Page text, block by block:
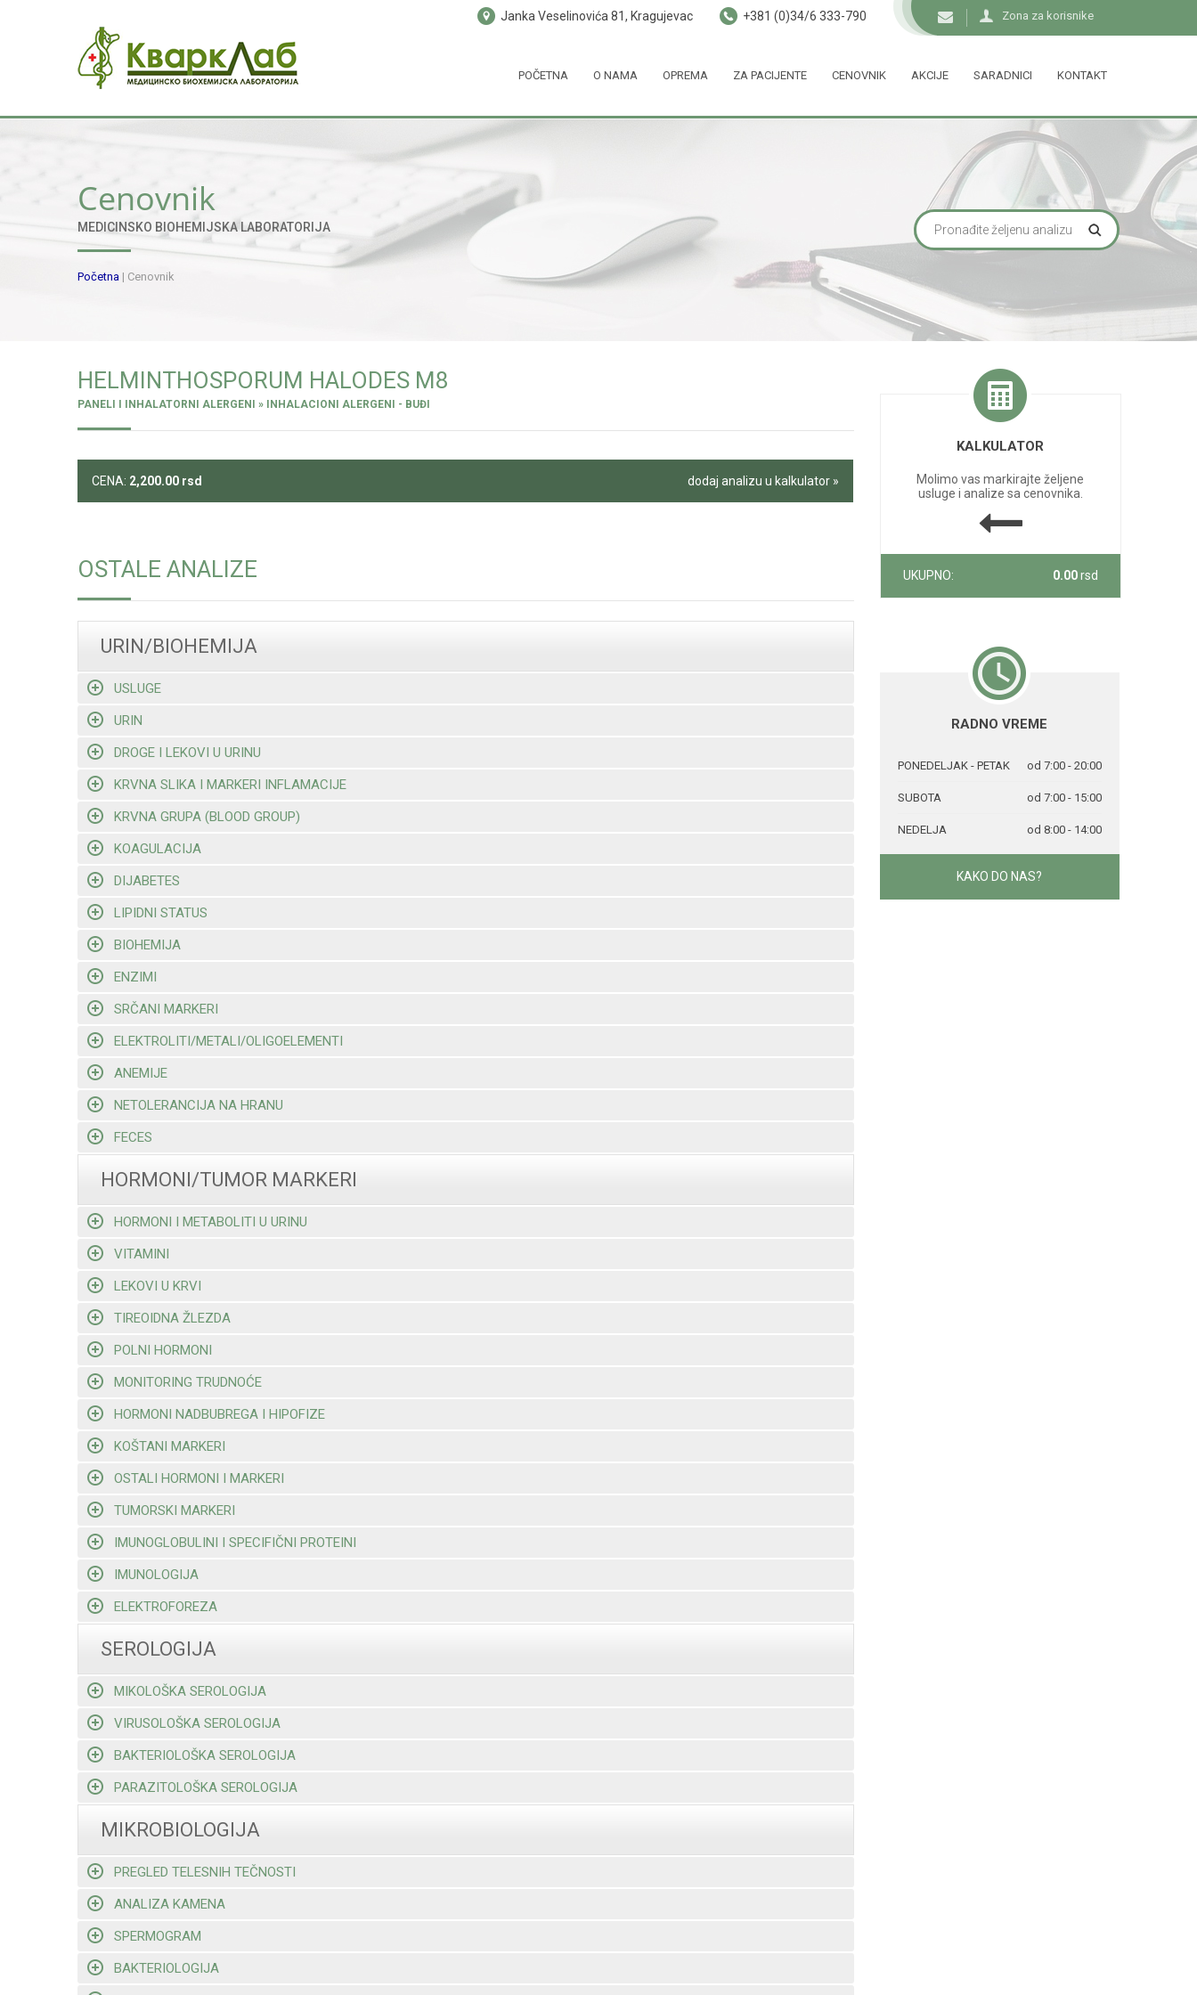
Zona za korisnike
Janka Veselinovića 81, Kragujevac +381 (0)34/6 333-790
POČETNA O NAMA OPREMA ZA PACIJENTE CENOVNIK AKCIJE SARADNICI KONTAKT
Cenovnik
MEDICINSKO BIOHEMIJSKA LABORATORIJA
Početna | Cenovnik
HELMINTHOSPORUM HALODES M8
PANELI I INHALATORNI ALERGENI » INHALACIONI ALERGENI - BUĐI
CENA: 2,200.00 rsd dodaj analizu u kalkulator »
OSTALE ANALIZE
URIN/BIOHEMIJA
USLUGE
URIN
DROGE I LEKOVI U URINU
KRVNA SLIKA I MARKERI INFLAMACIJE
KRVNA GRUPA (BLOOD GROUP)
KOAGULACIJA
DIJABETES
LIPIDNI STATUS
BIOHEMIJA
ENZIMI
SRČANI MARKERI
ELEKTROLITI/METALI/OLIGOELEMENTI
ANEMIJE
NETOLERANCIJA NA HRANU
FECES
HORMONI/TUMOR MARKERI
HORMONI I METABOLITI U URINU
VITAMINI
LEKOVI U KRVI
TIREOIDNA ŽLEZDA
POLNI HORMONI
MONITORING TRUDNOĆE
HORMONI NADBUBREGA I HIPOFIZE
KOŠTANI MARKERI
OSTALI HORMONI I MARKERI
TUMORSKI MARKERI
IMUNOGLOBULINI I SPECIFIČNI PROTEINI
IMUNOLOGIJA
ELEKTROFOREZA
SEROLOGIJA
MIKOLOŠKA SEROLOGIJA
VIRUSOLOŠKA SEROLOGIJA
BAKTERIOLOŠKA SEROLOGIJA
PARAZITOLOŠKA SEROLOGIJA
MIKROBIOLOGIJA
PREGLED TELESNIH TEČNOSTI
ANALIZA KAMENA
SPERMOGRAM
BAKTERIOLOGIJA
KALKULATOR
Molimo vas markirajte željene
usluge i analize sa cenovnika.
UKUPNO: 0.00rsd
RADNO VREME
PONEDELJAK - PETAK od 7:00 - 20:00
SUBOTA od 7:00 - 15:00
NEDELJA od 8:00 - 14:00
KAKO DO NAS?